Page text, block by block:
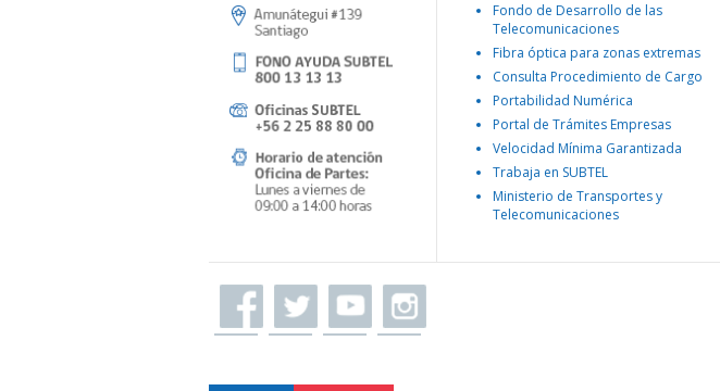
Fondo de Desarrollo de las
Telecomunicaciones
Fibra óptica para zonas extremas
Consulta Procedimiento de Cargo
Portabilidad Numérica
Portal de Trámites Empresas
Velocidad Mínima Garantizada
Trabaja en SUBTEL
Ministerio de Transportes y
Telecomunicaciones